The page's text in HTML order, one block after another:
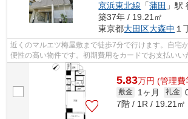
京浜東北線 「蒲田 」駅
築37年 / 19.21㎡
東京都大田区大森中 １
近くのマルエツ梅屋敷まで徒歩7分で行けます。自宅
便性の高い物件です。初期費用をカードでお支払いい
で決済したい方にもおすすめです。共...
5.83万円 (管理費
敷金 1ヶ月 礼金
7階 / 1R / 19.21㎡